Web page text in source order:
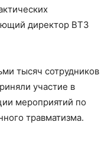
директор ВТЗ
тысяч сотрудников
участие в
мероприятий по
травматизма.